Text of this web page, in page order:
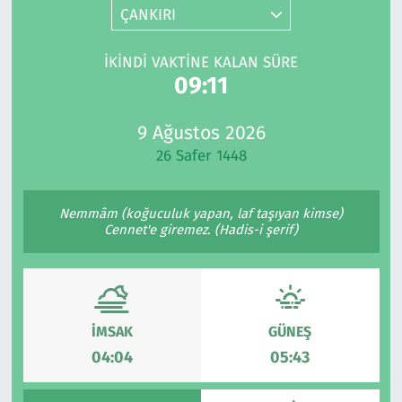
ÇANKIRI
İKINDI VAKTINE KALAN SÜRE
09:11
9 Ağustos 2026
26 Safer 1448
Nemmâm (koğuculuk yapan, laf taşıyan kimse)
Cennet'e giremez. (Hadis-i şerif)
İMSAK
04:04
GÜNEŞ
05:43
Kültür Sanat
Lezzet Durağı
Otomobil